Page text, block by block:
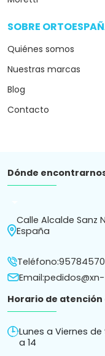
SOBRE
Quiénes somos
Nuestras marcas
Blog
Contacto
Dónde
Calle Alcalde Sanz
España
Teléfono:
Email:
Horario de atención
Lunes a Viernes de
a 14